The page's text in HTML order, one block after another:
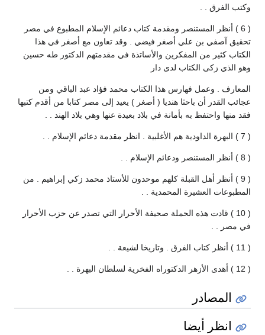
وكتب الفرق . .
( 6 ) أنظر المستنصر ومقدمة كتاب دعائم الإسلام المطبوع في مصر
تحقيق آصفي بن علي أصغر فيضي . وقد تعاون مع أصغر في هذا
الكتاب كثير من المفكرين والأساتذة في مقدمتهم الدكتور طه حسين
وهو الذي زكى الكتاب لدى دار
المعارف . وعمل فهارس هذا الكتاب محمد فؤاد عبد الباقي ومن
عجائب القدر أن باحثا هنديا ( أصغر ) يعيد إلى مصر كتابا من أقدم كتبها
فقد منها واحتفظ به بأمانة في بلاد بعيدة عنها وهي بلاد الهند . .
( 7 ) البهرة الداودية هم الأغلبية . انظر مقدمة دعائم الإسلام . .
( 8 ) أنظر المستنصر ودعائم الإسلام . .
( 9 ) أنظر أهل القبلة كلهم موحدون للأستاذ محمد زكي إبراهيم . من
المطبوعات العشيرة المحمدية . .
( 10 ) قادت هذه الحملة صحيفة الأحرار التي تصدر عن حزب الأحرار
في مصر . .
( 11 ) أنظر كتاب الفرق . وتاريخا لشيعة . .
( 12 ) أهدى الأزهر الدكتوراه الفخرية لسلطان البهرة . .
المصادر
انظر أيضا